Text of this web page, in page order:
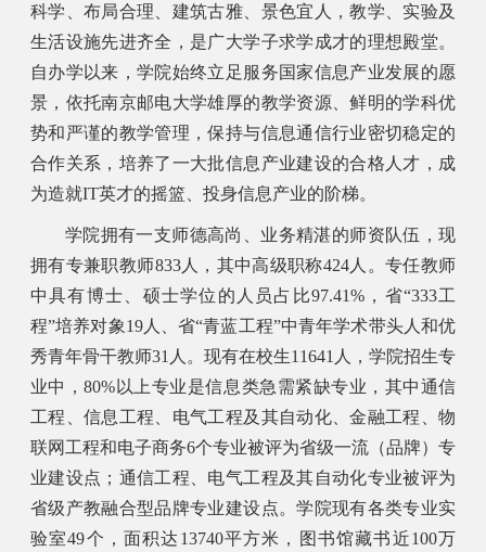
科学、布局合理、建筑古雅、景色宜人，教学、实验及
生活设施先进齐全，是广大学子求学成才的理想殿堂。
自办学以来，学院始终立足服务国家信息产业发展的愿
景，依托南京邮电大学雄厚的教学资源、鲜明的学科优
势和严谨的教学管理，保持与信息通信行业密切稳定的
合作关系，培养了一大批信息产业建设的合格人才，成
为造就IT英才的摇篮、投身信息产业的阶梯。
学院拥有一支师德高尚、业务精湛的师资队伍，现
拥有专兼职教师833人，其中高级职称424人。专任教师
中具有博士、硕士学位的人员占比97.41%，省“333工
程”培养对象19人、省“青蓝工程”中青年学术带头人和优
秀青年骨干教师31人。现有在校生11641人，学院招生专
业中，80%以上专业是信息类急需紧缺专业，其中通信
工程、信息工程、电气工程及其自动化、金融工程、物
联网工程和电子商务6个专业被评为省级一流（品牌）专
业建设点；通信工程、电气工程及其自动化专业被评为
省级产教融合型品牌专业建设点。学院现有各类专业实
验室49个，面积达13740平方米，图书馆藏书近100万